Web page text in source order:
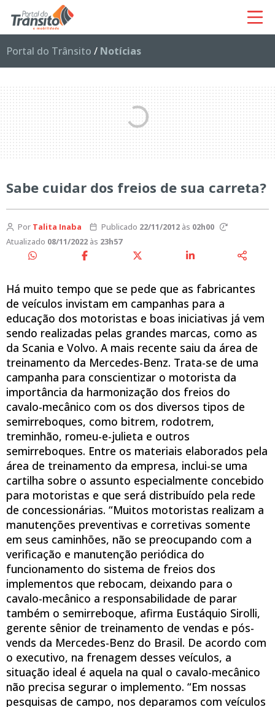
Portal do Trânsito / Notícias
Sabe cuidar dos freios de sua carreta?
Por Talita Inaba Publicado 22/11/2012às 02h00
Atualizado 08/11/2022 às 23h57
Há muito tempo que se pede que as fabricantes
de veículos invistam em campanhas para a
educação dos motoristas e boas iniciativas já vem
sendo realizadas pelas grandes marcas, como as
da Scania e Volvo. A mais recente saiu da área de
treinamento da Mercedes-Benz. Trata-se de uma
campanha para conscientizar o motorista da
importância da harmonização dos freios do
cavalo-mecânico com os dos diversos tipos de
semirreboques, como bitrem, rodotrem,
treminhão, romeu-e-julieta e outros
semirreboques. Entre os materiais elaborados pela
área de treinamento da empresa, inclui-se uma
cartilha sobre o assunto especialmente concebido
para motoristas e que será distribuído pela rede
de concessionárias. “Muitos motoristas realizam a
manutenções preventivas e corretivas somente
em seus caminhões, não se preocupando com a
verificação e manutenção periódica do
funcionamento do sistema de freios dos
implementos que rebocam, deixando para o
cavalo-mecânico a responsabilidade de parar
também o semirreboque, afirma Eustáquio Sirolli,
gerente sênior de treinamento de vendas e pós-
vends da Mercedes-Benz do Brasil. De acordo com
o executivo, na frenagem desses veículos, a
situação ideal é aquela na qual o cavalo-mecânico
não precisa segurar o implemento. “Em nossas
pesquisas de campo, nos deparamos com veículos